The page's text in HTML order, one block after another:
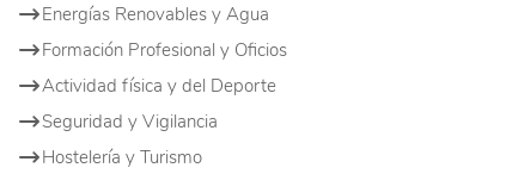
Energías Renovables y Agua
Formación Profesional y Oficios
Actividad física y del Deporte
Seguridad y Vigilancia
Hostelería y Turismo